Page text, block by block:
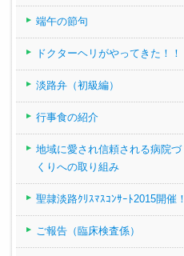
端午の節句
ドクターヘリがやってきた！！
淡路弁（初級編）
行事食の紹介
地域に愛され信頼される病院づ
くりへの取り組み
聖隷淡路ｸﾘｽﾏｽｺﾝｻｰﾄ2015開催！
ご報告（臨床検査係）